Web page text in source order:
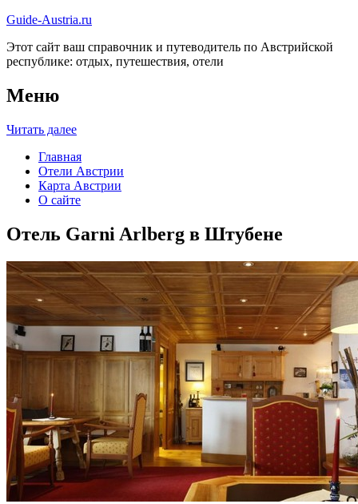
Guide-Austria.ru
Этот сайт ваш справочник и путеводитель по Австрийской
республике: отдых, путешествия, отели
Меню
Читать далее
Главная
Отели Австрии
Карта Австрии
О сайте
Отель Garni Arlberg в Штубене